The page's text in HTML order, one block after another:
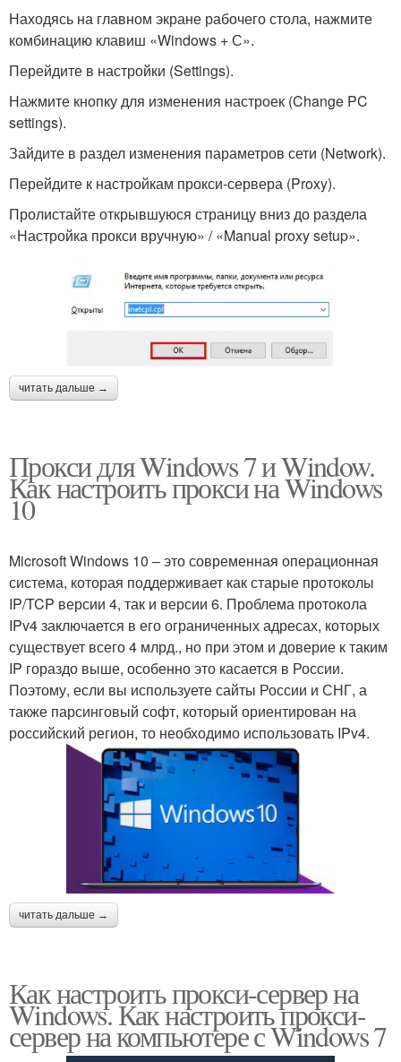
Находясь на главном экране рабочего стола, нажмите
комбинацию клавиш «Windows + С».
Перейдите в настройки (Settings).
Нажмите кнопку для изменения настроек (Change PC
settings).
Зайдите в раздел изменения параметров сети (Network).
Перейдите к настройкам прокси-сервера (Proxy).
Пролистайте открывшуюся страницу вниз до раздела
«Настройка прокси вручную» / «Manual proxy setup».
читать дальше →
Прокси для Windows 7 и Window.
Как настроить прокси на Windows
10
Microsoft Windows 10 – это современная операционная
система, которая поддерживает как старые протоколы
IP/TCP версии 4, так и версии 6. Проблема протокола
IPv4 заключается в его ограниченных адресах, которых
существует всего 4 млрд., но при этом и доверие к таким
IP гораздо выше, особенно это касается в России.
Поэтому, если вы используете сайты России и СНГ, а
также парсинговый софт, который ориентирован на
российский регион, то необходимо использовать IPv4.
читать дальше →
Как настроить прокси-сервер на
Windows. Как настроить прокси-
сервер на компьютере с Windows 7